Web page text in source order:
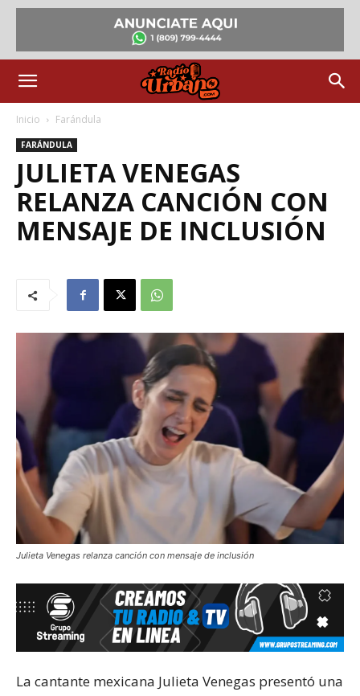
Inicio Farándula
FARÁNDULA
JULIETA VENEGAS
RELANZA CANCIÓN CON
MENSAJE DE INCLUSIÓN
Julieta Venegas relanza canción con mensaje de inclusión
La cantante mexicana Julieta Venegas presentó una